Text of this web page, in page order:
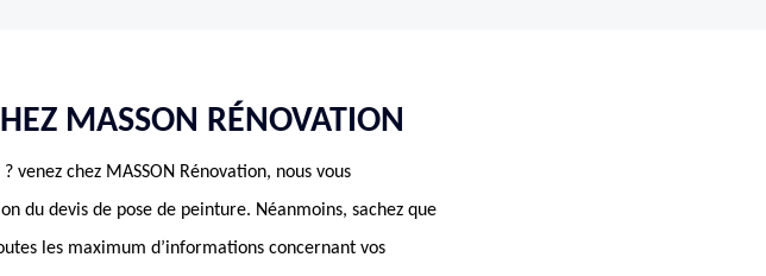
MASSON RÉNOVATION
chez MASSON Rénovation, nous vous
du devis de pose de peinture. Néanmoins, sachez que
les maximum d’informations concernant vos